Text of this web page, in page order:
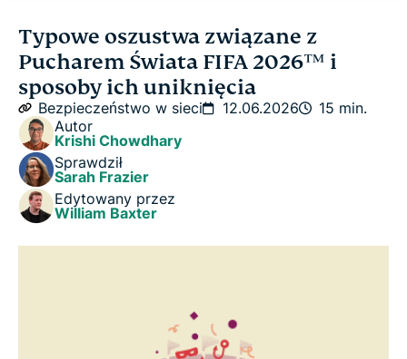
Typowe oszustwa związane z Pucharem Świata
FIFA 2026™, na które warto uważać
Ogólne wskazówki dotyczące bezpieczeństwa,
aby uniknąć typowych oszustw związanych z
Pucharem Świata FIFA 2026™
Co zrobić, jeśli padniesz ofiarą oszustwa
związanego z Pucharem Świata FIFA 2026™
Typowe oszustwa związane z
Pucharem Świata FIFA 2026™ i
sposoby ich uniknięcia
Bezpieczeństwo w sieci 12.06.2026
15 min.
Autor
Krishi Chowdhary
Sprawdził
Sarah Frazier
Edytowany przez
William Baxter